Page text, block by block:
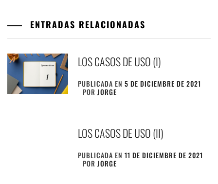
ENTRADAS RELACIONADAS
LOS CASOS DE USO (I)
PUBLICADA EN5 DE DICIEMBRE DE 2021
PORJORGE
LOS CASOS DE USO (II)
PUBLICADA EN11 DE DICIEMBRE DE 2021
PORJORGE